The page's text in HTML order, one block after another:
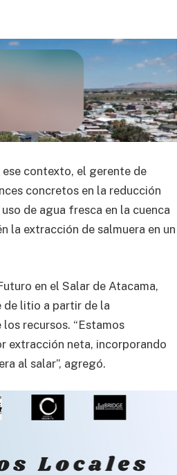
contexto, el gerente de
concretos en la reducción
de agua fresca en la cuenca
la extracción de salmuera en un
en el Salar de Atacama,
de litio a partir de la
recursos. “Estamos
extracción neta, incorporando
al salar”, agregó.